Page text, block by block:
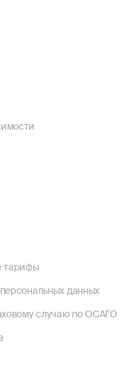
тарифы
данных
случаю по ОСАГО